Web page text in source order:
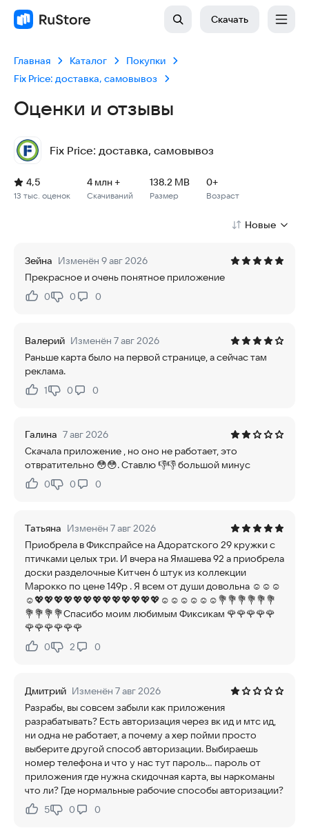
Скачать
Главная Каталог
Покупки
Fix Price: доставка, самовывоз
Оценки и отзывы
Fix Price: доставка, самовывоз
Рейтинг: 4,5, 13 тыс. оценок
Скачиваний: 4 млн +
Размер файла: 138.2 MB
Возрастное ограничение: 138.2 MB
13 тыс. оценок
4,5
Скачиваний
4 млн +
Размер
138.2 MB
Возраст
0+
Новые
Зейна Изменён 9 авг 2026
Прекрасное и очень понятное приложение
Нравится:
0Не нравится:
0 0
Валерий Изменён 7 авг 2026
Раньше карта было на первой странице, а сейчас там
реклама.
Нравится:
1Не нравится:
0 0
Галина 7 авг 2026
Скачала приложение , но оно не работает, это
отвратительно 😳😳. Ставлю 👎👎 большой минус
Нравится:
0Не нравится:
0 0
Татьяна Изменён 7 авг 2026
Приобрела в Фикспрайсе на Адоратского 29 кружки с
птичками целых три. И вчера на Ямашева 92 а приобрела
доски разделочные Китчен 6 штук из коллекции
Марокко по цене 149р . Я всем от души довольна ☺☺☺
☺💖💖💖💖💖💖💖💖💖💖💖💖💖☺☺☺☺☺☺💐💐💐💐💐💐
💐💐💐💐Спасибо моим любимым Фиксикам 🌹🌹🌹🌹🌹
🌹🌹🌹🌹🌹🌹
Нравится:
0Не нравится:
2 0
Дмитрий Изменён 7 авг 2026
Разрабы, вы совсем забыли как приложения
разрабатывать? Есть авторизация через вк ид и мтс ид,
ни одна не работает, а почему а хер пойми просто
выберите другой способ авторизации. Выбираешь
номер телефона и что у нас тут пароль... пароль от
приложения где нужна скидочная карта, вы наркоманы
что ли? Где нормальные рабочие способы авторизации?
Нравится:
5Не нравится:
0 0